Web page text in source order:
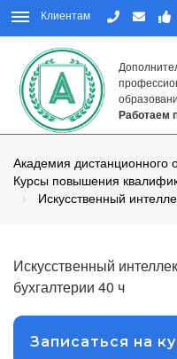
Клиентам
Работаем
Академия дистанционного
Курсы повышения
Искусственный
Искусственный
бухгалтерии 40 ч
Записаться на